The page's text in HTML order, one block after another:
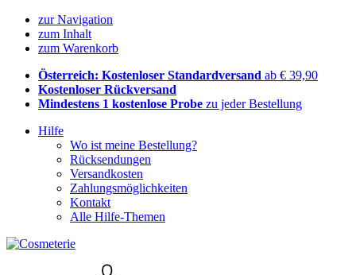
zur Navigation
zum Inhalt
zum Warenkorb
Österreich: Kostenloser Standardversand ab € 39,90
Kostenloser Rückversand
Mindestens 1 kostenlose Probe zu jeder Bestellung
Hilfe
Wo ist meine Bestellung?
Rücksendungen
Versandkosten
Zahlungsmöglichkeiten
Kontakt
Alle Hilfe-Themen